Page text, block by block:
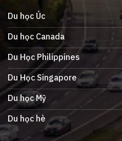
Du học Úc
Du học Canada
Du Học Philippines
Du Học Singapore
Du học Mỹ
Du học hè